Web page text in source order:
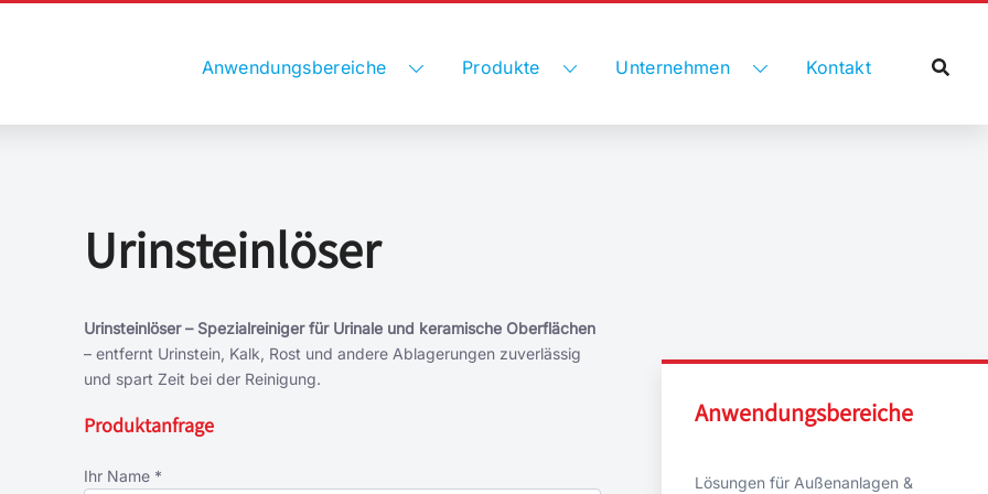
Anwendungsbereiche Produkte Unternehmen Kontakt
Urinsteinlöser
Urinsteinlöser – Spezialreiniger für Urinale und keramische Oberflächen
– entfernt Urinstein, Kalk, Rost und andere Ablagerungen zuverlässig
und spart Zeit bei der Reinigung.
Produktanfrage
Ihr Name *
Anwendungsbereiche
Lösungen für Außenanlagen &